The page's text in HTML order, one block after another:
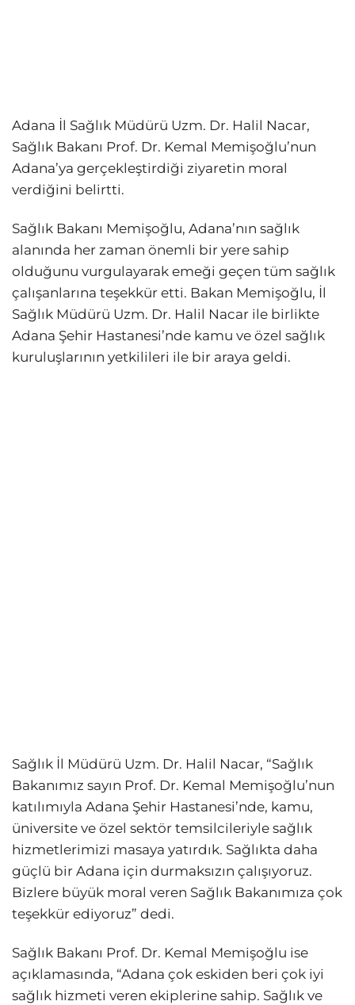
Adana İl Sağlık Müdürü Uzm. Dr. Halil Nacar,
Sağlık Bakanı Prof. Dr. Kemal Memişoğlu’nun
Adana’ya gerçekleştirdiği ziyaretin moral
verdiğini belirtti.
Sağlık Bakanı Memişoğlu, Adana’nın sağlık
alanında her zaman önemli bir yere sahip
olduğunu vurgulayarak emeği geçen tüm sağlık
çalışanlarına teşekkür etti. Bakan Memişoğlu, İl
Sağlık Müdürü Uzm. Dr. Halil Nacar ile birlikte
Adana Şehir Hastanesi’nde kamu ve özel sağlık
kuruluşlarının yetkilileri ile bir araya geldi.
Sağlık İl Müdürü Uzm. Dr. Halil Nacar, “Sağlık
Bakanımız sayın Prof. Dr. Kemal Memişoğlu’nun
katılımıyla Adana Şehir Hastanesi’nde, kamu,
üniversite ve özel sektör temsilcileriyle sağlık
hizmetlerimizi masaya yatırdık. Sağlıkta daha
güçlü bir Adana için durmaksızın çalışıyoruz.
Bizlere büyük moral veren Sağlık Bakanımıza çok
teşekkür ediyoruz” dedi.
Sağlık Bakanı Prof. Dr. Kemal Memişoğlu ise
açıklamasında, “Adana çok eskiden beri çok iyi
sağlık hizmeti veren ekiplerine sahip. Sağlık ve